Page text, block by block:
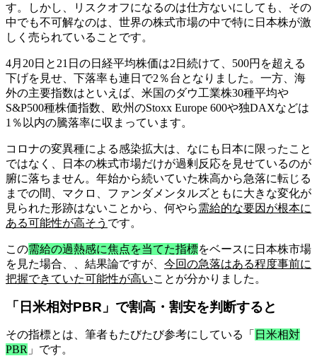
す。しかし、リスクオフになるのは仕方ないにしても、その
中でも不可解なのは、世界の株式市場の中で特に日本株が激
しく売られていることです。
4月20日と21日の日経平均株価は2日続けて、500円を超える
下げを見せ、下落率も連日で2％台となりました。一方、海
外の主要指数はといえば、米国のダウ工業株30種平均や
S&P500種株価指数、欧州のStoxx Europe 600や独DAXなどは
1％以内の騰落率に収まっています。
コロナの変異種による感染拡大は、なにも日本に限ったこと
ではなく、日本の株式市場だけが過剰反応を見せているのが
腑に落ちません。年始から続いていた株高から急落に転じる
までの間、マクロ、ファンダメンタルズともに大きな変化が
見られた形跡はないことから、何やら需給的な要因が根本に
ある可能性が高そう です。
この需給の過熱感に焦点を当てた指標をベースに日本株市場
を見た場合、、結果論ですが、 今回の急落はある程度事前に
把握できていた可能性が高いことが分かりました。
「日米相対PBR」で割高・割安を判断すると
その指標とは、筆者もたびたび参考にしている「 日米相対
PBR 」です。